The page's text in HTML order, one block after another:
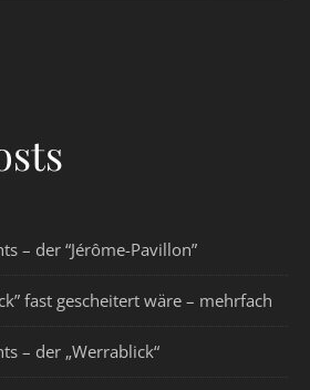
– der “Jérôme-Pavillon”
fast gescheitert wäre – mehrfach
– der „Werrablick“